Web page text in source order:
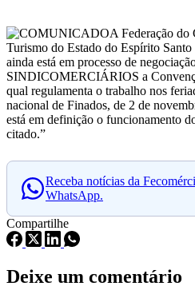
COMUNICADOA Federação do
Turismo do Estado do Espírito
ainda está em processo de
SINDICOMERCIÁRIOS a
qual regulamenta o trabalho nos
nacional de Finados, de 2 de
está em definição o funcionamento
citado.”
Receba notícias da
WhatsApp.
Compartilhe
Deixe um comentário